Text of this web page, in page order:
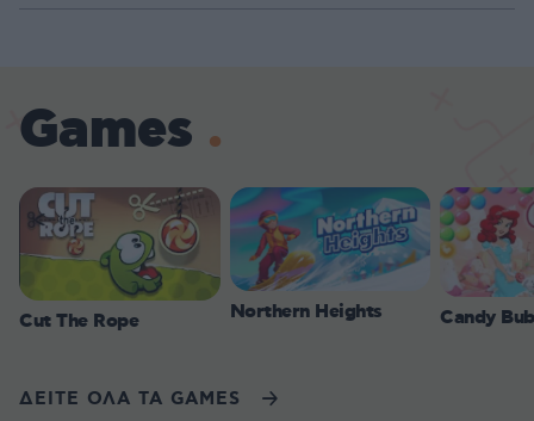
Games
Cut The Rope Northern Heights Candy
ΔΕΙΤΕ ΟΛΑ ΤΑ GAMES